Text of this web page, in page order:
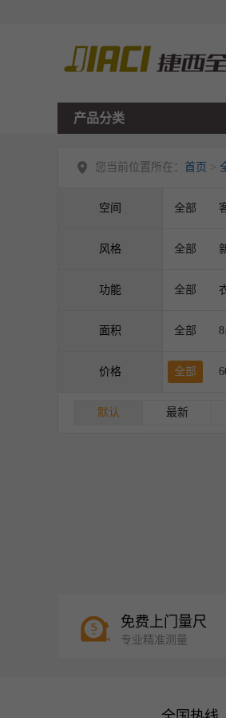
产品分类
您当前位置所在： 首页 >
空间 全部
风格 全部
功能 全部
面积 全部
价格 全部
默认 最新
免费上门量尺
专业精准测量